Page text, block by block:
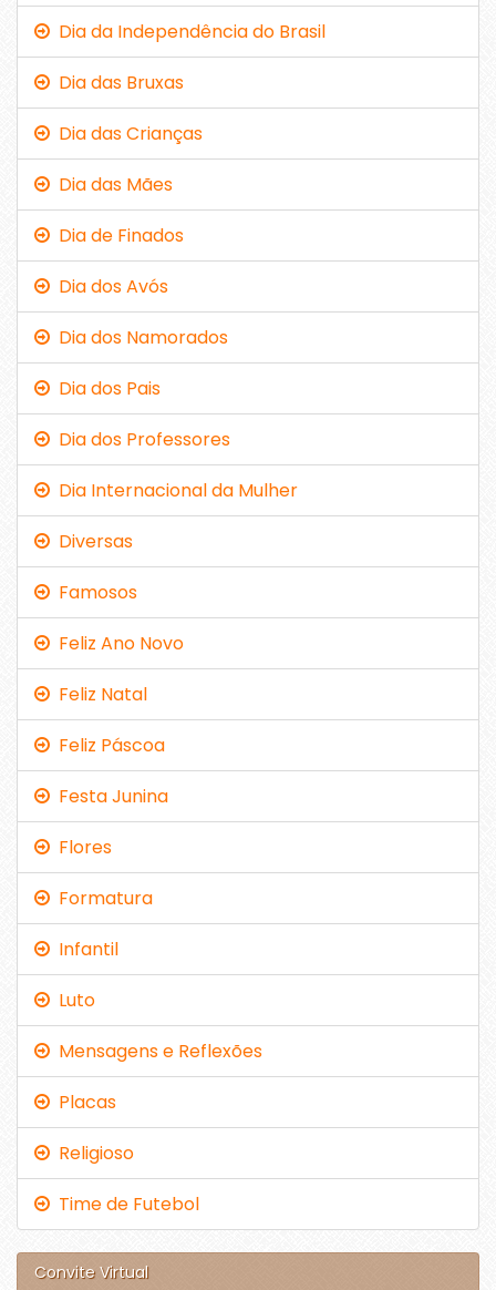
Dia da Independência do Brasil
Dia das Bruxas
Dia das Crianças
Dia das Mães
Dia de Finados
Dia dos Avós
Dia dos Namorados
Dia dos Pais
Dia dos Professores
Dia Internacional da Mulher
Diversas
Famosos
Feliz Ano Novo
Feliz Natal
Feliz Páscoa
Festa Junina
Flores
Formatura
Infantil
Luto
Mensagens e Reflexões
Placas
Religioso
Time de Futebol
Convite Virtual